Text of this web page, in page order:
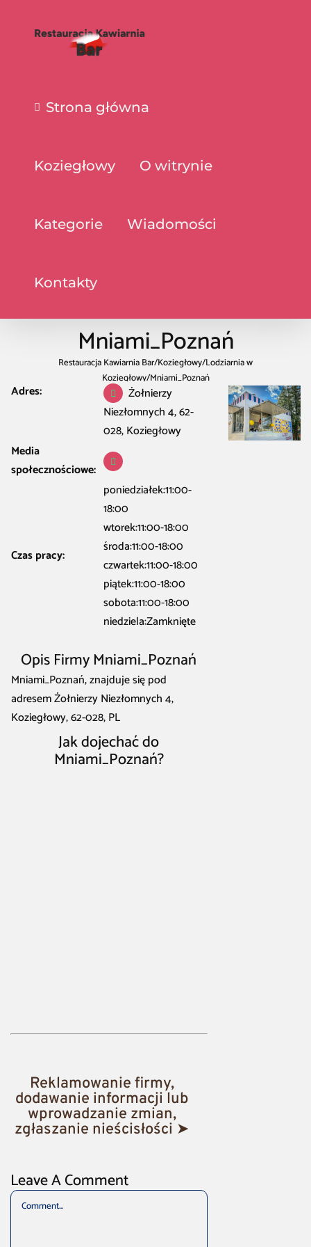
Strona główna
Koziegłowy O witrynie
Kategorie Wiadomości
Kontakty
Mniami_Poznań
Restauracja Kawiarnia Bar/Koziegłowy/Lodziarnia w
Koziegłowy/Mniami_Poznań
Adres:
Żołnierzy
Niezłomnych 4, 62-
028, Koziegłowy
Media
społecznościowe:
Czas pracy:
poniedziałek:11:00-
18:00
wtorek:11:00-18:00
środa:11:00-18:00
czwartek:11:00-18:00
piątek:11:00-18:00
sobota:11:00-18:00
niedziela:Zamknięte
Opis Firmy Mniami_Poznań
Mniami_Poznań, znajduje się pod
adresem Żołnierzy Niezłomnych 4,
Koziegłowy, 62-028, PL
Jak dojechać do
Mniami_Poznań?
Reklamowanie firmy,
dodawanie informacji lub
wprowadzanie zmian,
zgłaszanie nieścisłości ➤
Leave A Comment
Comment